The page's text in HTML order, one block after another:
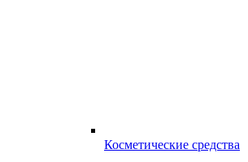
Косметические средства